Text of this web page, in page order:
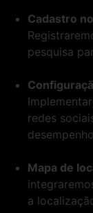
Cadastro
pesquisa
redes
Mapa de
a